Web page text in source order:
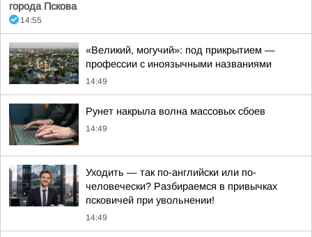
города Пскова
14:55
«Великий, могучий»: под прикрытием —
профессии с иноязычными названиями
14:49
Рунет накрыла волна массовых сбоев
14:49
Уходить — так по-английски или по-
человечески? Разбираемся в привычках
псковичей при увольнении!
14:49